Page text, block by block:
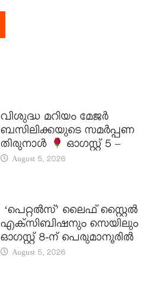
വിശുദ്ധ മറിയം മേജർ
ബസിലിക്കയുടെ സമർപ്പണ
തിരുനാൾ
ഓഗസ്റ്റ് 5 –
August 5, 2026
‘പെറ്റൽസ്’ ലൈഫ് സ്റ്റൈൽ
എക്സിബിഷനും സെയിലും
ഓഗസ്റ്റ് 8-ന് പെരുമാനൂരിൽ
August 5, 2026